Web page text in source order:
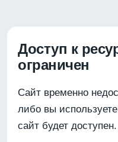
Доступ к
ограничен
Сайт временно
либо вы
сайт будет доступен.